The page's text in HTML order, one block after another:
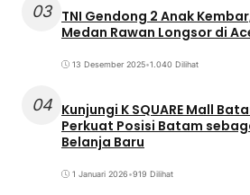
03 TNI Gendong 2 Anak
Medan Rawan Longsor di
13 Desember 2025•1.040 Dilihat
04 Kunjungi K SQUARE Mall
Perkuat Posisi Batam
Belanja Baru
1 Januari 2026•919 Dilihat